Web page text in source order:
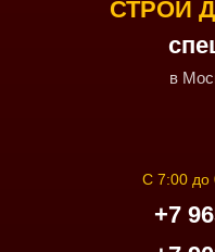
СТРОЙ
в
С 7:00 до
+7